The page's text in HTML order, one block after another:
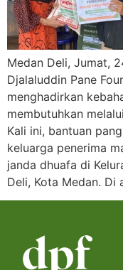
Medan Deli, Jumat,
Djalaluddin Pane
menghadirkan
membutuhkan
Kali ini, bantuan
keluarga penerima
janda dhuafa di
Deli, Kota Medan.